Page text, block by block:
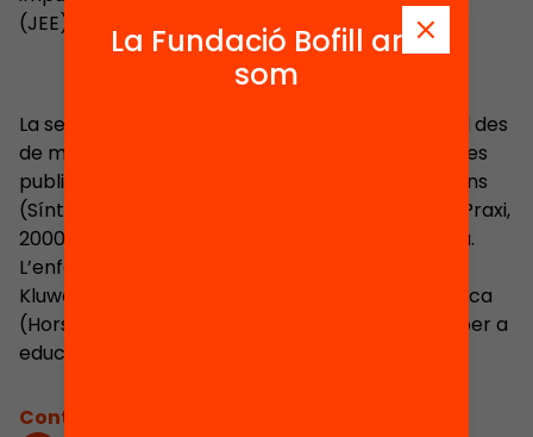
(JEE) de la UB.
La seva línia de recerca és l’educació emocional des
de mitjans dels anys noranta. Algunes de les seves
publicacions són: Psicopedagogia de les emocions
(Síntesi, 2009), Educació emocional i benestar (Praxi,
2000), Educació per a la ciutadania i convivència.
L’enfocament de l’educació emocional (Wolters
Kluwer, 2008), L’educació emocional en la pràctica
(Horsori, 2010), Educació emocional. Propostes per a
educadors i famílies (Desclée de Brower, 2011).
Contacta'm:
La Fundació Bofill ara
som